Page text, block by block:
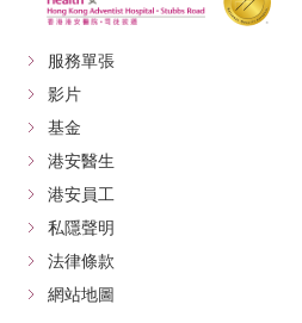
服務單張
影片
基金
港安醫生
港安員工
私隱聲明
法律條款
網站地圖